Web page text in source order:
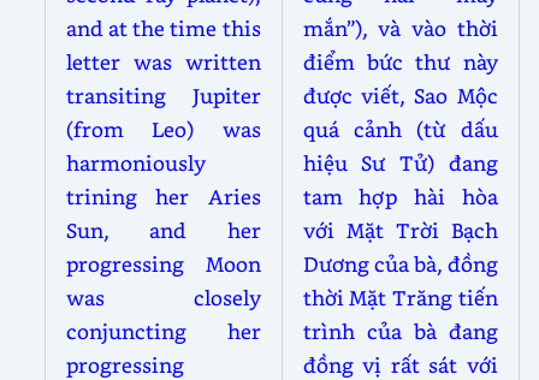
and at the time this
letter was written
transiting Jupiter
(from Leo) was
harmoniously
trining her Aries
Sun, and her
progressing Moon
was closely
conjuncting her
progressing
mắn”), và vào thời
điểm bức thư này
được viết, Sao Mộc
quá cảnh (từ dấu
hiệu Sư Tử) đang
tam hợp hài hòa
với Mặt Trời Bạch
Dương của bà, đồng
thời Mặt Trăng tiến
trình của bà đang
đồng vị rất sát với